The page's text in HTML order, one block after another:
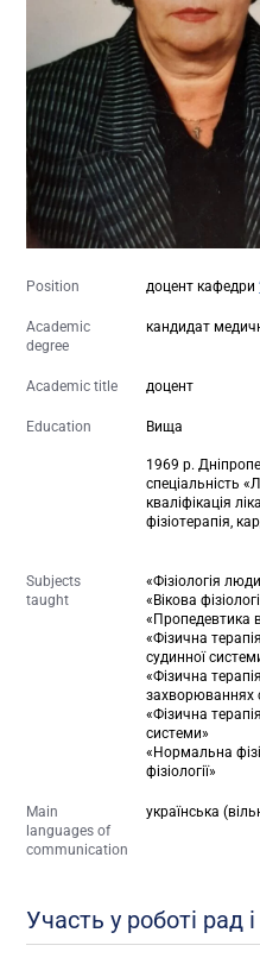
Position доцент кафедри
Academic
degree
кандидат
Academic title доцент
Education Вища
1969 р.
спеціальність
кваліфікація
фізіотерапія,
Subjects
taught
«Фізіологія
«Вікова
«Пропедевтика
«Фізична
судинної
«Фізична
захворюваннях
«Фізична
системи»
«Нормальна
фізіології»
Main
languages of
communication
українська
Участь у роботі рад